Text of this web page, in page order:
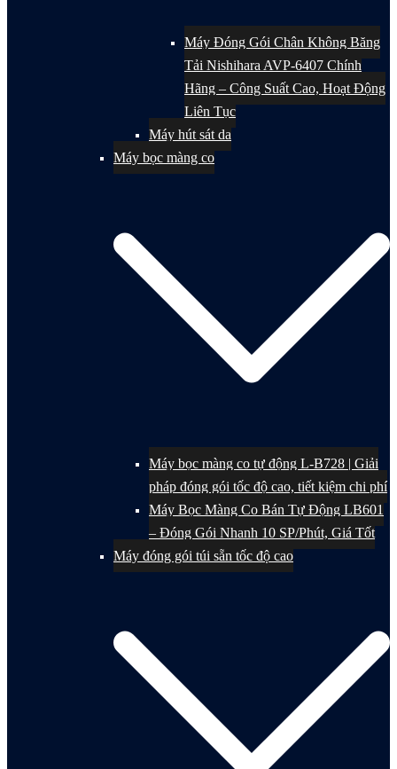
Máy Đóng Gói Chân Không Băng
Tải Nishihara AVP-6407 Chính
Hãng – Công Suất Cao, Hoạt Động
Liên Tục
Máy hút sát da
Máy bọc màng co
Máy bọc màng co tự động L-B728 | Giải
pháp đóng gói tốc độ cao, tiết kiệm chi phí
Máy Bọc Màng Co Bán Tự Động LB601
– Đóng Gói Nhanh 10 SP/Phút, Giá Tốt
Máy đóng gói túi sẵn tốc độ cao